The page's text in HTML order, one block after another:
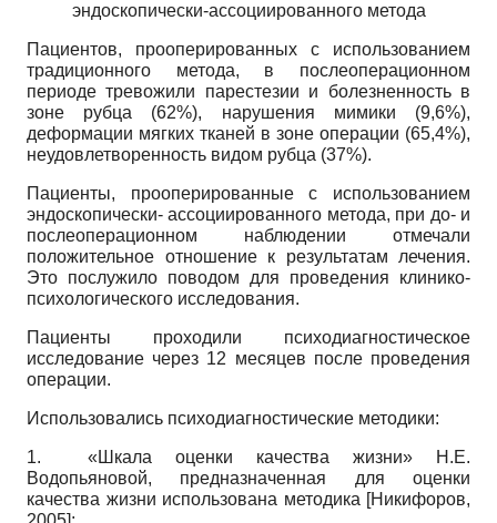
эндоскопически-ассоциированного метода
Пациентов, прооперированных с использованием
традиционного метода, в послеоперационном
периоде тревожили парестезии и болезненность в
зоне рубца (62%), нарушения мимики (9,6%),
деформации мягких тканей в зоне операции (65,4%),
неудовлетворенность видом рубца (37%).
Пациенты, прооперированные с использованием
эндоскопически- ассоциированного метода, при до- и
послеоперационном наблюдении отмечали
положительное отношение к результатам лечения.
Это послужило поводом для проведения клинико-
психологического исследования.
Пациенты проходили психодиагностическое
исследование через 12 месяцев после проведения
операции.
Использовались психодиагностические методики:
1. «Шкала оценки качества жизни» Н.Е.
Водопьяновой, предназначенная для оценки
качества жизни использована методика [Никифоров,